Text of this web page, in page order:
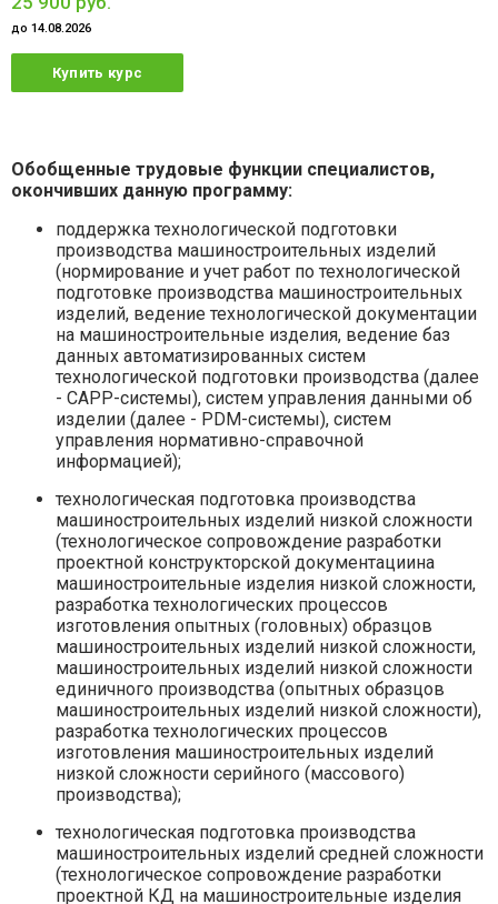
до 14.08.2026
Купить курс
Обобщенные трудовые функции специалистов,
окончивших данную программу:
поддержка технологической подготовки
производства машиностроительных изделий
(нормирование и учет работ по технологической
подготовке производства машиностроительных
изделий, ведение технологической документации
на машиностроительные изделия, ведение баз
данных автоматизированных систем
технологической подготовки производства (далее
- CAPP-системы), систем управления данными об
изделии (далее - PDM-системы), систем
управления нормативно-справочной
информацией);
технологическая подготовка производства
машиностроительных изделий низкой сложности
(технологическое сопровождение разработки
проектной конструкторской документациина
машиностроительные изделия низкой сложности,
разработка технологических процессов
изготовления опытных (головных) образцов
машиностроительных изделий низкой сложности,
машиностроительных изделий низкой сложности
единичного производства (опытных образцов
машиностроительных изделий низкой сложности),
разработка технологических процессов
изготовления машиностроительных изделий
низкой сложности серийного (массового)
производства);
технологическая подготовка производства
машиностроительных изделий средней сложности
(технологическое сопровождение разработки
проектной КД на машиностроительные изделия